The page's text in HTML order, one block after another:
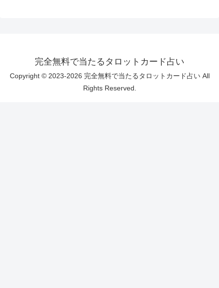
完全無料で当たるタロットカード占い
Copyright © 2023-2026 完全無料で当たるタロットカード占い All
Rights Reserved.